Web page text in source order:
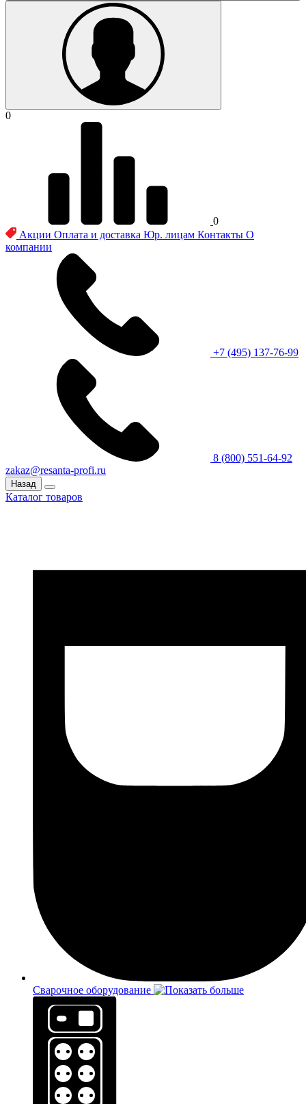
0
0
Акции Оплата и доставка Юр. лицам Контакты О
компании
+7 (495) 137-76-99
8 (800) 551-64-92
zakaz@resanta-profi.ru
Назад
Каталог товаров
Сварочное оборудование